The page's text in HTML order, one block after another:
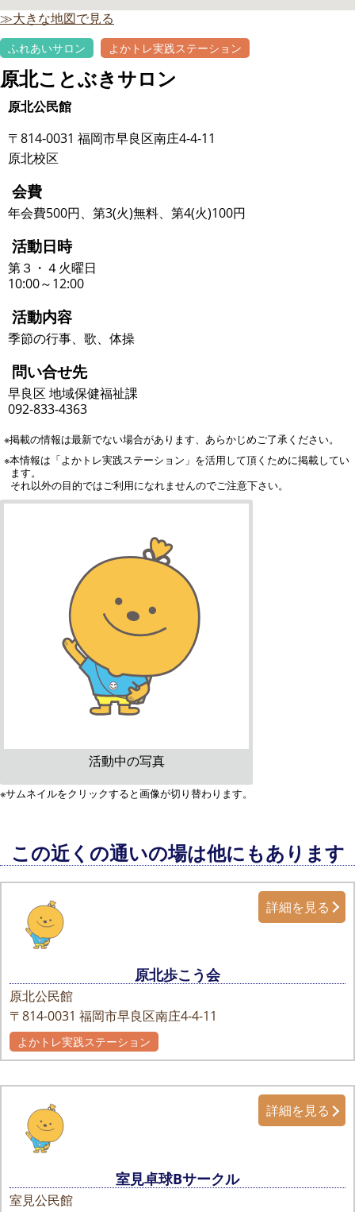
≫大きな地図で見る
ふれあいサロン よかトレ実践ステーション
原北ことぶきサロン
原北公民館
〒814-0031 福岡市早良区南庄4-4-11
原北校区
会費
年会費500円、第3(火)無料、第4(火)100円
活動日時
第３・４火曜日
10:00～12:00
活動内容
季節の行事、歌、体操
問い合せ先
早良区 地域保健福祉課
092-833-4363
※掲載の情報は最新でない場合があります、あらかじめご了承ください。
※本情報は「よかトレ実践ステーション」を活用して頂くために掲載してい
ます。
それ以外の目的ではご利用になれませんのでご注意下さい。
活動中の写真
※サムネイルをクリックすると画像が切り替わります。
この近くの通いの場は他にもあります
原北歩こう会
原北公民館
〒814-0031 福岡市早良区南庄4-4-11
詳細を見る
よかトレ実践ステーション
室見卓球Bサークル
室見公民館
詳細を見る